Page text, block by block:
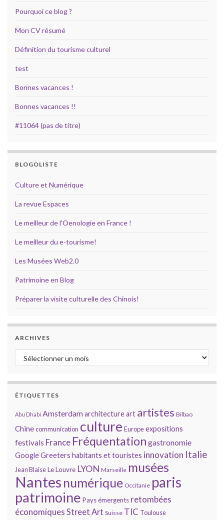
Pourquoi ce blog ?
Mon CV résumé
Définition du tourisme culturel
test
Bonnes vacances !
Bonnes vacances !!
#11064 (pas de titre)
BLOGOLISTE
Culture et Numérique
La revue Espaces
Le meilleur de l'Oenologie en France !
Le meilleur du e-tourisme!
Les Musées Web2.0
Patrimoine en Blog
Préparer la visite culturelle des Chinois!
ARCHIVES
Archives
ÉTIQUETTES
Abu Dhabi Amsterdamarchitectureart artistes Bilbao
Chinecommunication culture Europeexpositions
festivals France Fréquentation gastronomie
GoogleGreeters habitants et touristes innovation Italie
Jean BlaiseLe Louvre LYON Marseille musées
Nantes numérique Occitanie paris
patrimoine Pays émergents retombées
économiques Street Art Suisse TIC Toulouse